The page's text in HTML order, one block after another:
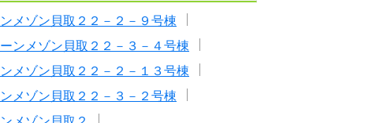
メゾン貝取２２－２－９号棟
ンメゾン貝取２２－３－４号棟
メゾン貝取２２－２－１３号棟
メゾン貝取２２－３－２号棟